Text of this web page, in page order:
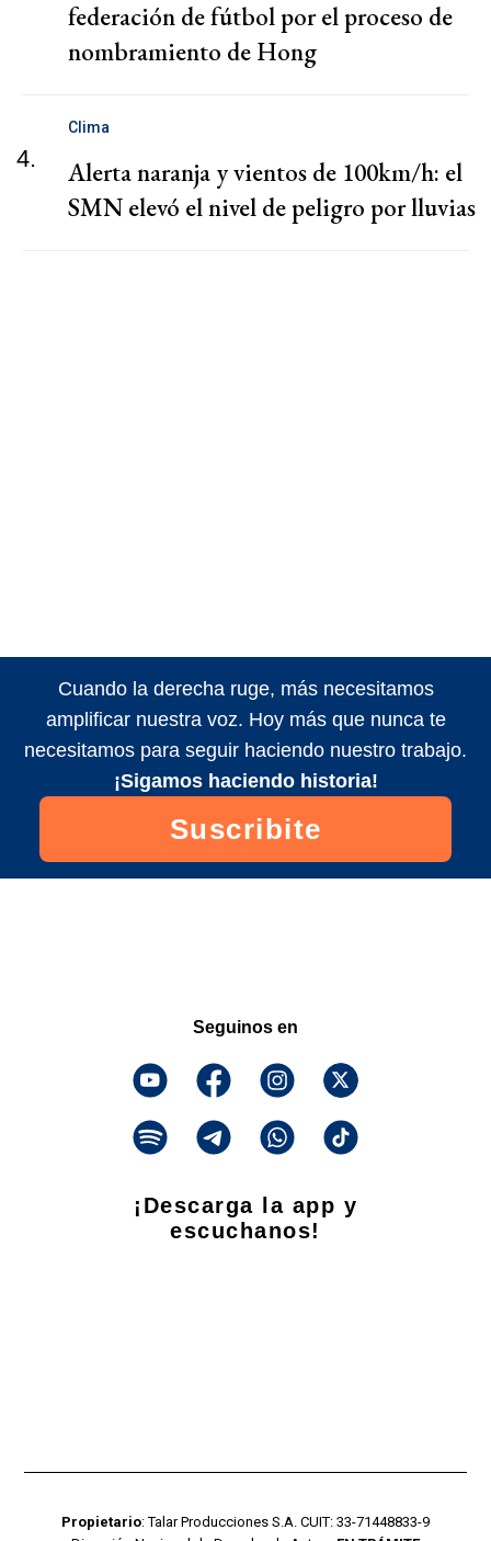
federación de fútbol por el proceso de
nombramiento de Hong
4.
Clima
Alerta naranja y vientos de 100km/h: el
SMN elevó el nivel de peligro por lluvias
Cuando la derecha ruge, más necesitamos
amplificar nuestra voz. Hoy más que nunca te
necesitamos para seguir haciendo nuestro trabajo.
¡Sigamos haciendo historia!
Suscribite
Seguinos en
¡Descarga la app y
escuchanos!
Propietario: Talar Producciones S.A. CUIT: 33-71448833-9